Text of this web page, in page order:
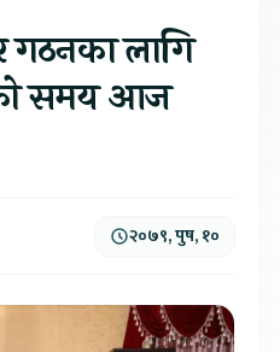
गठनका लागि
समय आज
२०७९, पुष, १०